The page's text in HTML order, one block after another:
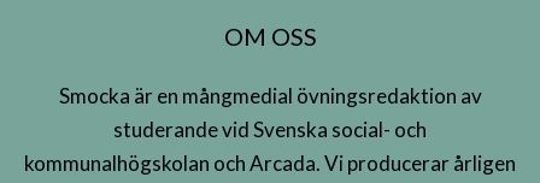
OM OSS
Smocka är en mångmedial övningsredaktion av
studerande vid Svenska social- och
kommunalhögskolan och Arcada. Vi producerar årligen